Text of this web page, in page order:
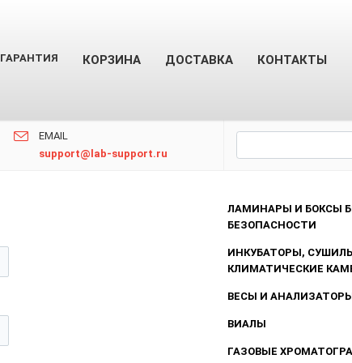
ГАРАНТИЯ КОРЗИНА ДОСТАВКА КОНТАКТЫ
EMAIL
support@lab-support.ru
ЛАМИНАРЫ И БОКСЫ
БЕЗОПАСНОСТИ
ИНКУБАТОРЫ,
КЛИМАТИЧЕСКИЕ
ВЕСЫ И
ВИАЛЫ
ГАЗОВЫЕ